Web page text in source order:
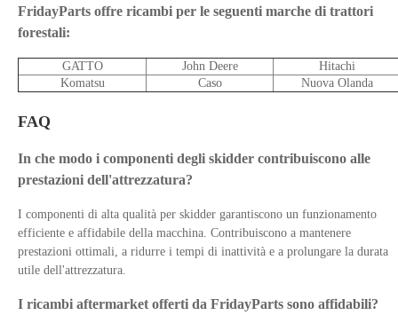
FridayParts offre ricambi per le seguenti marche di trattori
forestali:
GATTO John Deere
Hitachi
Komatsu
Caso Nuova Olanda
FAQ
In che modo i componenti degli skidder contribuiscono alle
prestazioni dell'attrezzatura?
I componenti di alta qualità per skidder garantiscono un funzionamento
efficiente e affidabile della macchina. Contribuiscono a mantenere
prestazioni ottimali, a ridurre i tempi di inattività e a prolungare la durata
utile dell'attrezzatura.
I ricambi aftermarket offerti da FridayParts sono affidabili?